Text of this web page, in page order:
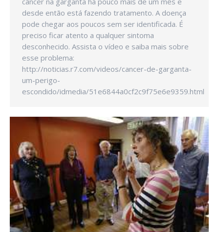
desde então está fazendo tratamento. A doença
pode chegar aos poucos sem ser identificada. É
preciso ficar atento a qualquer sintoma
desconhecido. Assista o vídeo e saiba mais sobre
esse problema:
http://noticias.r7.com/videos/cancer-de-garganta-
um-perigo-
escondido/idmedia/51e6844a0cf2c9f75e6e9359.html